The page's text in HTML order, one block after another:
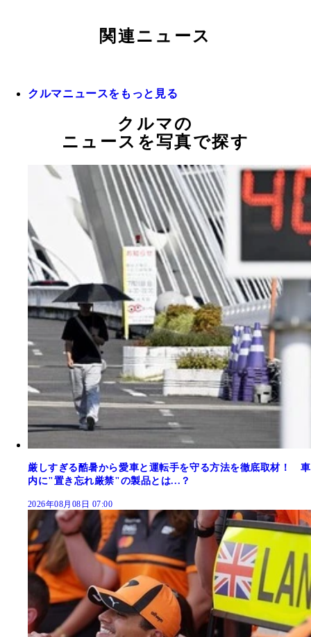
関連ニュース
クルマニュースをもっと見る
クルマの
ニュースを写真で探す
厳しすぎる酷暑から愛車と運転手を守る方法を徹底取材！ 車
内に"置き忘れ厳禁"の製品とは...？
2026年08月08日 07:00